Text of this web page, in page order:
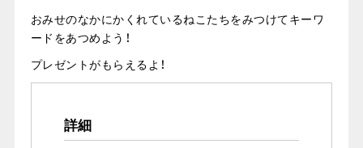
おみせのなかにかくれているねこたちをみつけてキーワ
ードをあつめよう！
プレゼントがもらえるよ！
詳細